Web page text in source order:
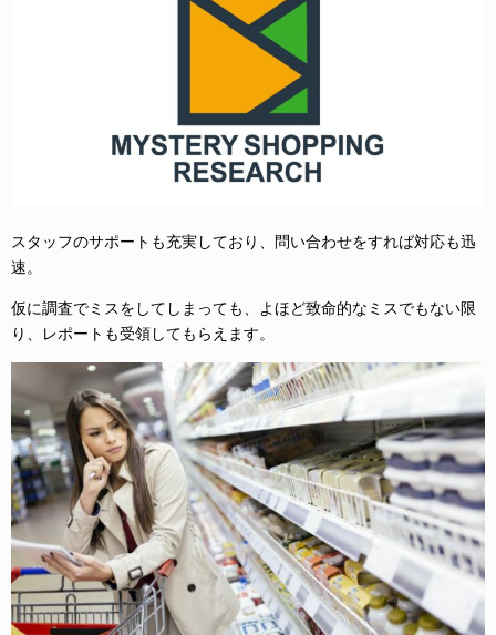
スタッフのサポートも充実しており、問い合わせをすれば対応も迅
速。
仮に調査でミスをしてしまっても、よほど致命的なミスでもない限
り、レポートも受領してもらえます。